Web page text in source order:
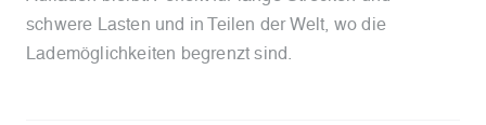
schwere Lasten und in Teilen der Welt, wo die
Lademöglichkeiten begrenzt sind.